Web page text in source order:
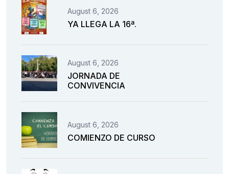
August 6, 2026
YA LLEGA LA 16ª.
August 6, 2026
JORNADA DE
CONVIVENCIA
August 6, 2026
COMIENZO DE CURSO